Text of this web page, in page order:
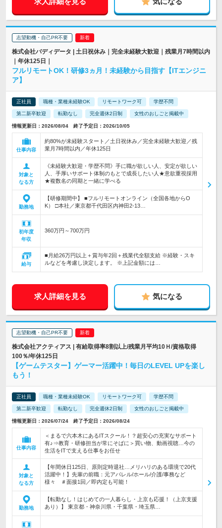
志望動機・自己PR不要
株式会社バディデータ | 土日祝休み｜完全未経験大歓迎｜残業月7時間以内
｜年休125日｜
フルリモートOK！研修3ヵ月！未経験から目指す【ITエンジニ
ア】
正社員 職種・業種未経験OK リモートワーク可 学歴不問
第二新卒歓迎 転勤なし 完全週休2日制 女性のおしごと掲載中
情報更新日：2026/08/04 終了予定日：2026/10/05
仕事内容
約80%が未経験スタート／土日祝休み／完全未経験大歓迎／残
業月7時間以内／年休125日
対象と
なる方
《未経験大歓迎・学歴不問》手に職が欲しい人、安定が欲しい
人、手厚いサポート体制のもとで成長したい人★意欲重視採用
★複数名の同期と一緒に学べる
勤務地
【研修期間中】 ■フルリモートオンライン（全国各地からO
K） □本社／東京都千代田区内神田2-13…
初年度
年収
360万円～700万円
給与
■月給26万円以上＋賞与年2回＋残業代全額支給 ※経験・スキ
ルなどを考慮し決定します。 ※上記金額には…
求人詳細を見る 気になる
志望動機・自己PR不要
株式会社アクティアス | 有給取得率8割以上/残業月平均10Ｈ/資格取得
100％/年休125日
【ゲームテスター】ゲーマー活躍中！毎日のLEVEL UPを楽し
もう！
正社員 職種・業種未経験OK リモートワーク可 学歴不問
第二新卒歓迎 転勤なし 完全週休2日制 女性のおしごと掲載中
情報更新日：2026/07/24 終了予定日：2026/08/24
仕事内容
＜まるで六本木にあるITスクール！？超安心の充実なサポート
有♪⇒教育・研修担当が常にそばに＞買い物、動画視聴…今の
生活をITで支える仕事をお任せ
対象と
なる方
【年間休日125日、原則定時退社…メリハリのある環境で20代
活躍中！】先輩の前職：元アパレル/ホール/介護/事務など
様々 ＃面接1回／即内定も可能！
勤務地
【転勤なし！はじめての一人暮らし・上京も応援！（上京支援
あり）】 東京都・神奈川県・千葉県・埼玉県…